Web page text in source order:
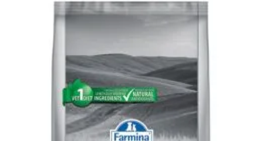
Veterinární diety
Dárkové poukazy
Klinika Veterix
777 319 516 (Po–Pá, 9–19h; So–Ne, 9–14h)
info@veterix.cz